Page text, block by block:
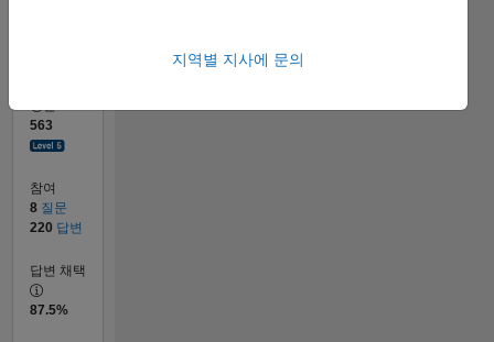
563
참여
8 질문
220 답변
답변 채택
87.5%
지역별 지사에 문의